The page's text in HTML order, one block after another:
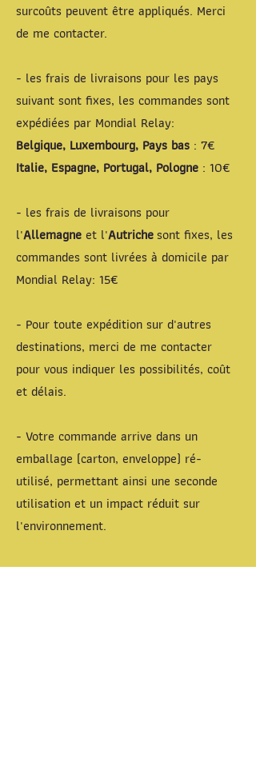
surcoûts peuvent être appliqués. Merci
de me contacter.
- les frais de livraisons pour les pays
suivant sont fixes, les commandes sont
expédiées par Mondial Relay:
Belgique, Luxembourg, Pays bas : 7€
Italie, Espagne, Portugal, Pologne : 10€
- les frais de livraisons pour
l'Allemagne et l'Autrichesont fixes, les
commandes sont livrées à domicile par
Mondial Relay: 15€
- Pour toute expédition sur d'autres
destinations, merci de me contacter
pour vous indiquer les possibilités, coût
et délais.
- Votre commande arrive dans un
emballage (carton, enveloppe) ré-
utilisé, permettant ainsi une seconde
utilisation et un impact réduit sur
l'environnement.